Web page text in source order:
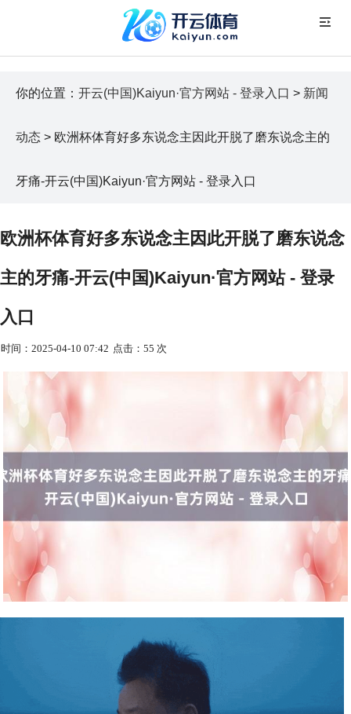
你的位置： 开云(中国)Kaiyun·官方网站 - 登录入口 > 新闻
动态 > 欧洲杯体育好多东说念主因此开脱了磨东说念主的
牙痛-开云(中国)Kaiyun·官方网站 - 登录入口
欧洲杯体育好多东说念主因此开脱了磨东说念
主的牙痛-开云(中国)Kaiyun·官方网站 - 登录
入口
时间：2025-04-10 07:42 点击：55 次